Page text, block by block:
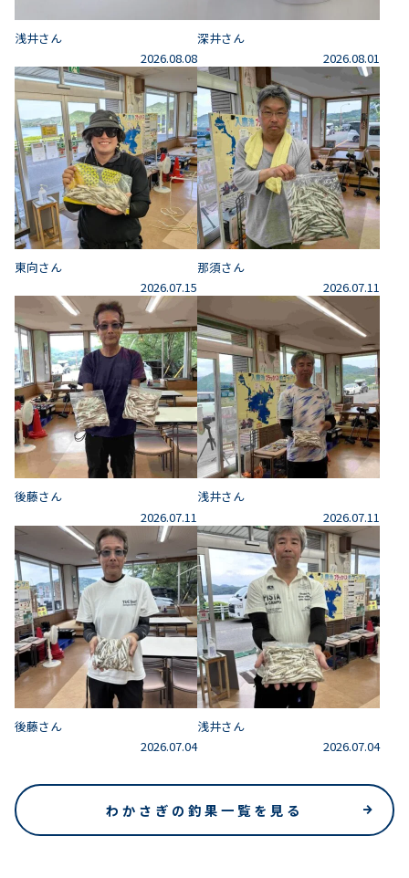
浅井さん
2026.08.08
深井さん
2026.08.01
東向さん
2026.07.15
那須さん
2026.07.11
後藤さん
2026.07.11
浅井さん
2026.07.11
後藤さん
2026.07.04
浅井さん
2026.07.04
わかさぎの釣果一覧を見る